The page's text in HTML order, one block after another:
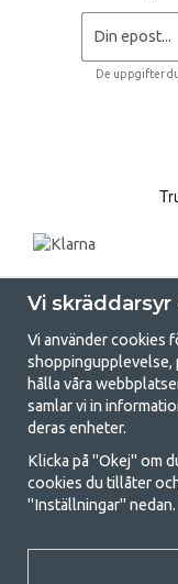
De uppgifter
Att campa kan
för ett gemensamt
med att campa så
husvagnstält och all
Vi
Vi använder cookies
shoppingupplevelse,
hålla våra
samlar vi in
deras enheter.
Klicka på "Okej" om
cookies du tillåter
"Inställningar" nedan.